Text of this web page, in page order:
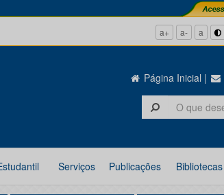
a+ a- a
Página Inicial |
Serviços Publicações Bibliotecas